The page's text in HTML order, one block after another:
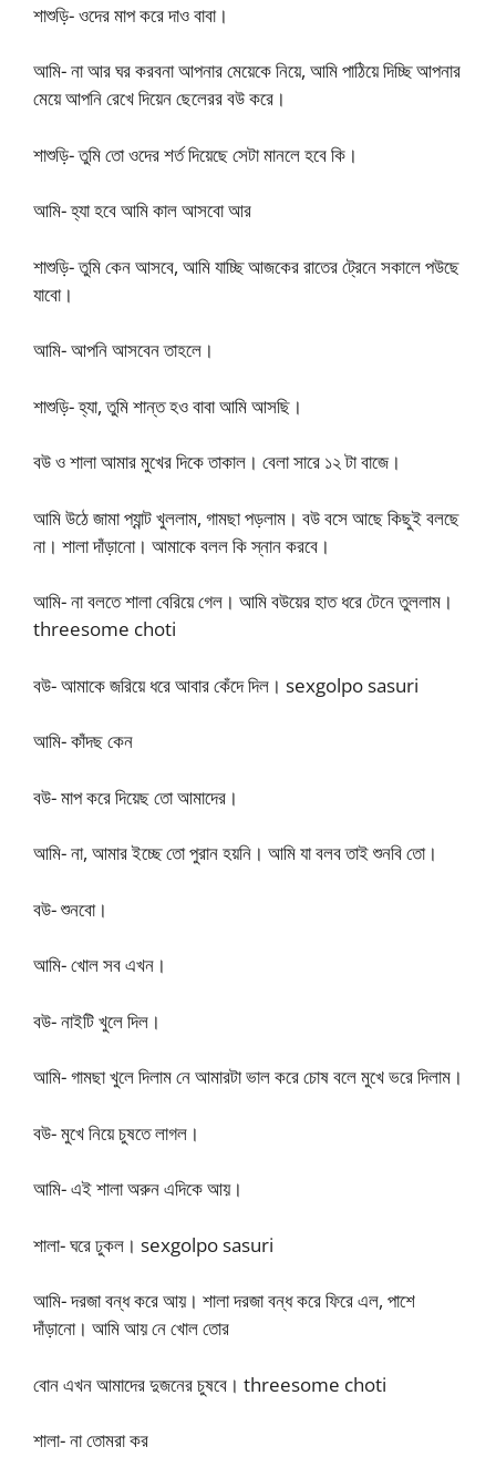
শাশুড়ি- ওদের মাপ করে দাও বাবা।
আমি- না আর ঘর করবনা আপনার মেয়েকে নিয়ে, আমি পাঠিয়ে দিচ্ছি আপনার
মেয়ে আপনি রেখে দিয়েন ছেলেরর বউ করে।
শাশুড়ি- তুমি তো ওদের শর্ত দিয়েছে সেটা মানলে হবে কি।
আমি- হ্যা হবে আমি কাল আসবো আর
শাশুড়ি- তুমি কেন আসবে, আমি যাচ্ছি আজকের রাতের ট্রেনে সকালে পউছে
যাবো।
আমি- আপনি আসবেন তাহলে।
শাশুড়ি- হ্যা, তুমি শান্ত হও বাবা আমি আসছি।
বউ ও শালা আমার মুখের দিকে তাকাল। বেলা সারে ১২ টা বাজে।
আমি উঠে জামা প্যান্ট খুললাম, গামছা পড়লাম। বউ বসে আছে কিছুই বলছে
না। শালা দাঁড়ানো। আমাকে বলল কি স্নান করবে।
আমি- না বলতে শালা বেরিয়ে গেল। আমি বউয়ের হাত ধরে টেনে তুললাম।
threesome choti
বউ- আমাকে জরিয়ে ধরে আবার কেঁদে দিল। sexgolpo sasuri
আমি- কাঁদছ কেন
বউ- মাপ করে দিয়েছ তো আমাদের।
আমি- না, আমার ইচ্ছে তো পুরান হয়নি। আমি যা বলব তাই শুনবি তো।
বউ- শুনবো।
আমি- খোল সব এখন।
বউ- নাইটি খুলে দিল।
আমি- গামছা খুলে দিলাম নে আমারটা ভাল করে চোষ বলে মুখে ভরে দিলাম।
বউ- মুখে নিয়ে চুষতে লাগল।
আমি- এই শালা অরুন এদিকে আয়।
শালা- ঘরে ঢুকল। sexgolpo sasuri
আমি- দরজা বন্ধ করে আয়। শালা দরজা বন্ধ করে ফিরে এল, পাশে
দাঁড়ানো। আমি আয় নে খোল তোর
বোন এখন আমাদের দুজনের চুষবে। threesome choti
শালা- না তোমরা কর